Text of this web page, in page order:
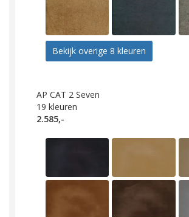
Bekijk overige 8 kleuren
AP CAT 2 Seven
19 kleuren
2.585,-